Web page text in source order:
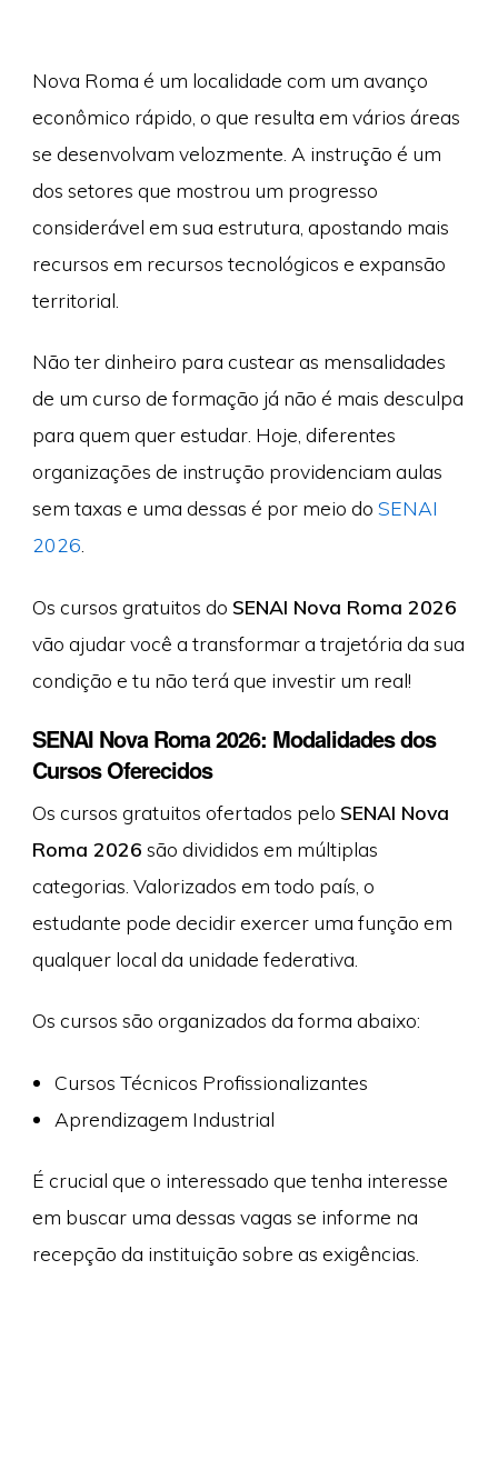
Nova Roma é um localidade com um avanço
econômico rápido, o que resulta em vários áreas
se desenvolvam velozmente. A instrução é um
dos setores que mostrou um progresso
considerável em sua estrutura, apostando mais
recursos em recursos tecnológicos e expansão
territorial.
Não ter dinheiro para custear as mensalidades
de um curso de formação já não é mais desculpa
para quem quer estudar. Hoje, diferentes
organizações de instrução providenciam aulas
sem taxas e uma dessas é por meio do SENAI
2026
Os cursos gratuitos do SENAI Nova Roma 2026
vão ajudar você a transformar a trajetória da sua
condição e tu não terá que investir um real!
SENAI Nova Roma 2026: Modalidades dos
Cursos Oferecidos
Os cursos gratuitos ofertados pelo SENAI Nova
Roma 2026 são divididos em múltiplas
categorias. Valorizados em todo país, o
estudante pode decidir exercer uma função em
qualquer local da unidade federativa.
Os cursos são organizados da forma abaixo:
Cursos Técnicos Profissionalizantes
Aprendizagem Industrial
É crucial que o interessado que tenha interesse
em buscar uma dessas vagas se informe na
recepção da instituição sobre as exigências.